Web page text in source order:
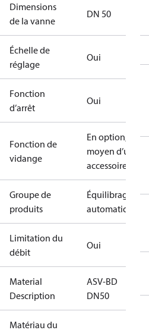
Dimensions
de la vanne
DN 50
Échelle de
réglage
Oui
Fonction
d’arrêt
Oui
Fonction de
vidange
En option, au
moyen d’un
accessoire
Groupe de
produits
Équilibrage
automatique
Limitation du
débit
Oui
Material
Description
ASV-BD
DN50
Matériau du